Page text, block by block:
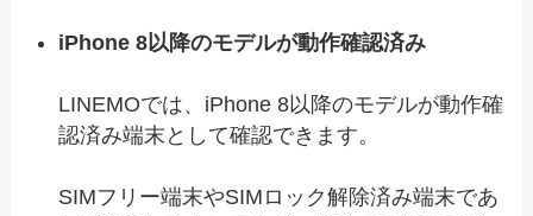
iPhone 8以降のモデルが動作確認済み
LINEMOでは、iPhone 8以降のモデルが動作確
認済み端末として確認できます。
SIMフリー端末やSIMロック解除済み端末であ